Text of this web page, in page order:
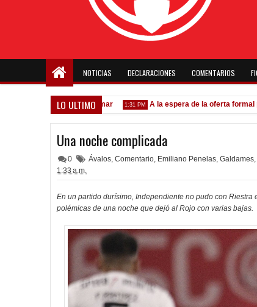
NOTICIAS DECLARACIONES COMENTARIOS
LO ULTIMO
ante el Calamar 1:31 PM A la espera de la oferta formal por
Una noche complicada
0 Ávalos, Comentario, Emiliano Penelas, Galdames,
1:33 a.m.
En un partido durísimo, Independiente no pudo con
polémicas de una noche que dejó al Rojo con varias bajas.